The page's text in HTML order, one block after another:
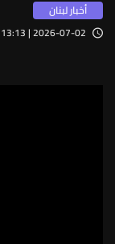
أخبار لبنان
2026-07-02 | 13:13